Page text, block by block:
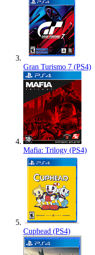
Gran Turismo 7 (PS4)
Mafia: Trilogy (PS4)
Cuphead (PS4)